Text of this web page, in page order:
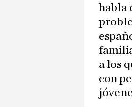
habla
a los
con